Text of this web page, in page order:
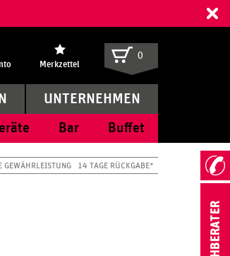
Merkzettel
0
Bar Buffet
UNTERNEHMEN
GEWÄHRLEISTUNG 14 TAGE RÜCKGABE*